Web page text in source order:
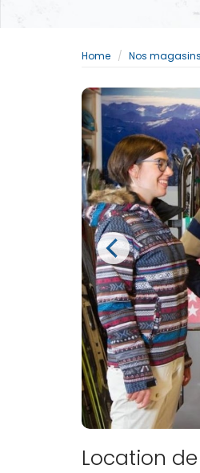
Home Nos magasins
Location